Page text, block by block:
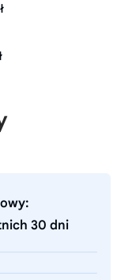
30 dni